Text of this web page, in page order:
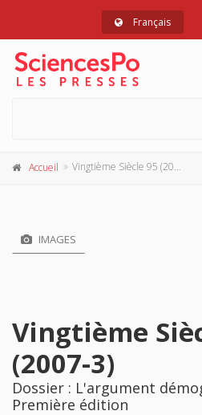
Français
Accueil Vingtième Siècle 95 (2007-3)
IMAGES
Vingtième
(2007-3)
Dossier : L'argument
Première édition